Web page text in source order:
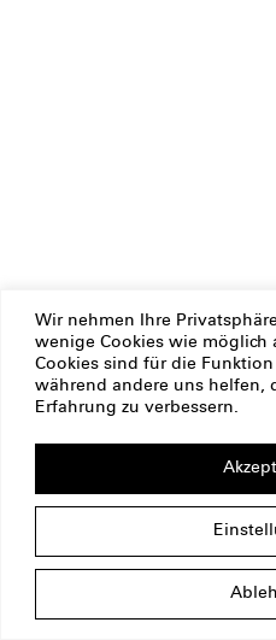
Wir nehmen Ihre
wenige Cookies wie möglich
Cookies sind für die
während andere uns helfen,
Erfahrung zu verbessern.